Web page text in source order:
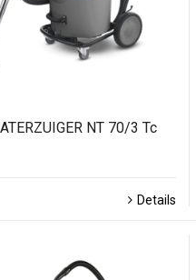
NT 70/3 Tc
Details